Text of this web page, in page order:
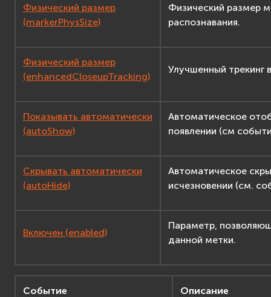
Физический размер
(markerPhysSize)
Физический размер
распознавания.
Физический размер
(enhancedCloseupTracking)
Улучшенный трекинг
Показывать автоматически
(autoShow)
Автоматическое
появлении (см
Скрывать автоматически
(autoHide)
Автоматическое
исчезновении (см.
Включен (enabled)
Параметр,
данной метки.
Событие Описание